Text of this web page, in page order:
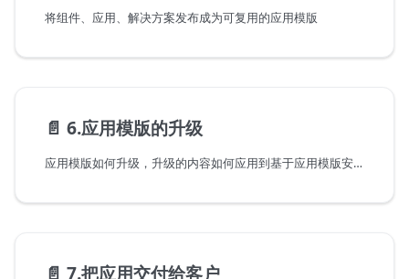
将组件、应用、解决方案发布成为可复用的应用模版
📄️ 6.应用模版的升级
应用模版如何升级，升级的内容如何应用到基于应用模版安装出来的已有应用。
📄️ 7.把应用交付给客户